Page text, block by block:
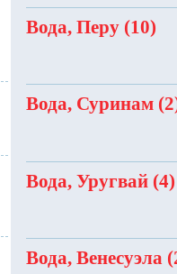
Вода, Перу (10)
Вода, Суринам
Вода, Уругвай (4)
Вода, Венесуэла